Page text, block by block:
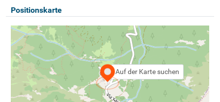
Positionskarte
Auf der Karte suchen